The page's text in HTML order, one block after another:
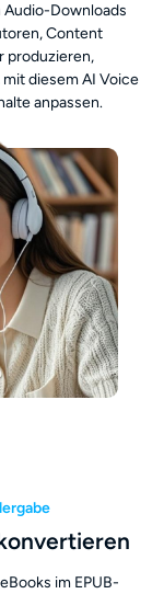
Downloads
Content
produzieren,
diesem AI Voice
anpassen.
im EPUB-